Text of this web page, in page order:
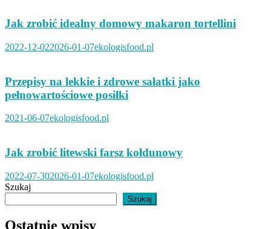
Jak zrobić idealny domowy makaron tortellini
2022-12-022026-01-07ekologisfood.pl
Przepisy na lekkie i zdrowe sałatki jako
pełnowartościowe posiłki
2021-06-07ekologisfood.pl
Jak zrobić litewski farsz kołdunowy
2022-07-302026-01-07ekologisfood.pl
Szukaj
Szukaj
Ostatnie wpisy